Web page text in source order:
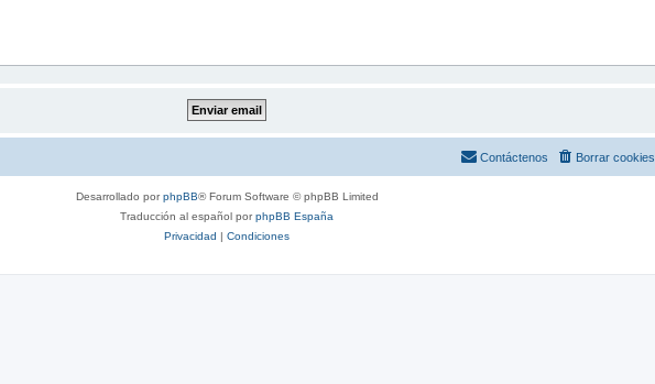
Borrar cookies
Contáctenos
Desarrollado porphpBB® Forum Software © phpBB Limited
Traducción al español porphpBB España
Privacidad | Condiciones